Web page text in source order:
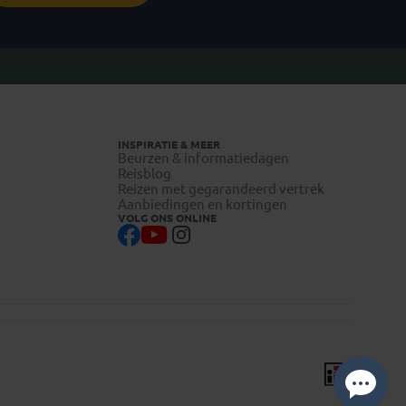
INSPIRATIE & MEER
Beurzen & informatiedagen
Reisblog
Reizen met gegarandeerd vertrek
Aanbiedingen en kortingen
VOLG ONS ONLINE